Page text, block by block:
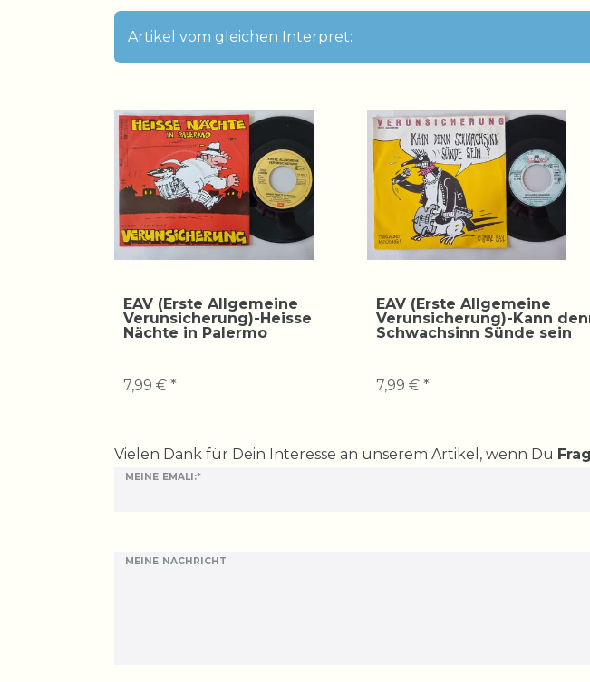
Artikel vom gleichen Interpret:
EAV (Erste Allgemeine
Verunsicherung)-Heisse
Nächte in Palermo
7,99 € *
EAV (Erste Allgemeine
Verunsicherung)-Kann
Schwachsinn Sünde sein
7,99 € *
Vielen Dank für Dein Interesse an unserem Artikel, wenn Du
MEINE EMALI:*
MEINE NACHRICHT
Ceres::Template.mailFormHoneypotLabel